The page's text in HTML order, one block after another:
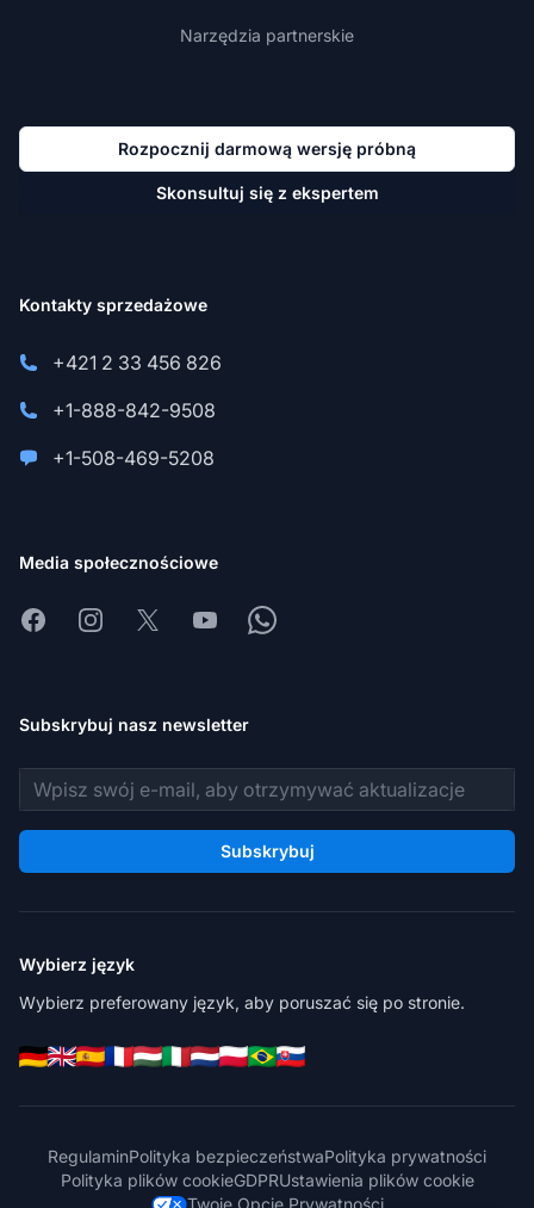
Narzędzia partnerskie
Rozpocznij darmową wersję próbną
Skonsultuj się z ekspertem
Kontakty sprzedażowe
+421 2 33 456 826
+1-888-842-9508
+1-508-469-5208
Media społecznościowe
FacebookInstagram
X YoutubeWhatsapp
Subskrybuj nasz newsletter
Adres e-mail
Subskrybuj
Wybierz język
Wybierz preferowany język, aby poruszać się po stronie.
RegulaminPolityka bezpieczeństwaPolityka prywatności
Polityka plików cookieGDPRUstawienia plików cookie
Twoje Opcje Prywatności